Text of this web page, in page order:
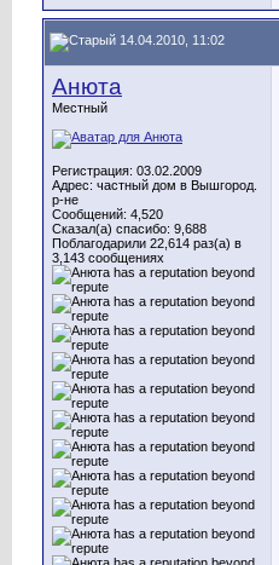
14.04.2010, 11:02
Анюта
Местный
Регистрация: 03.02.2009
Адрес: частный дом в Вышгород.
р-не
Сообщений: 4,520
Сказал(а) спасибо: 9,688
Поблагодарили 22,614 раз(а) в
3,143 сообщениях